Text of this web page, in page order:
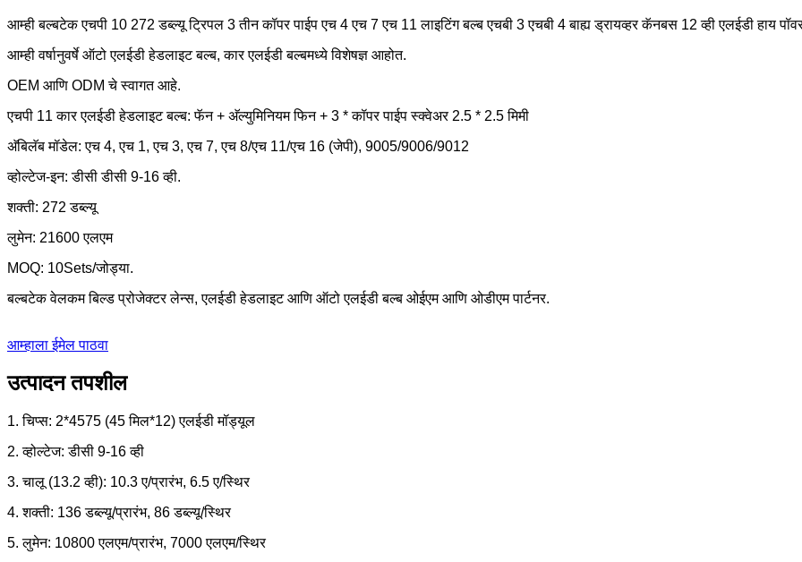
आम्ही बल्बटेक एचपी 10 272 डब्ल्यू ट्रिपल 3 तीन कॉपर पाईप एच 4 एच 7 एच 11 लाइटिंग बल्ब एचबी 3 एचबी 4 बाह्य ड्रायव्हर कॅनबस 12 व्ही एलईडी हाय
आम्ही वर्षानुवर्षे ऑटो एलईडी हेडलाइट बल्ब, कार एलईडी बल्बमध्ये विशेषज्ञ आहोत.
OEM आणि ODM चे स्वागत आहे.
एचपी 11 कार एलईडी हेडलाइट बल्ब: फॅन + अ‍ॅल्युमिनियम फिन + 3 * कॉपर पाईप स्क्वेअर 2.5 * 2.5 मिमी
अ‍ॅबिलॅब मॉडेल: एच 4, एच 1, एच 3, एच 7, एच 8/एच 11/एच 16 (जेपी), 9005/9006/9012
व्होल्टेज-इन: डीसी डीसी 9-16 व्ही.
शक्ती: 272 डब्ल्यू
लुमेन: 21600 एलएम
MOQ: 10Sets/जोड्या.
बल्बटेक वेलकम बिल्ड प्रोजेक्टर लेन्स, एलईडी हेडलाइट आणि ऑटो एलईडी बल्ब ओईएम आणि ओडीएम पार्टनर.
आम्हाला ईमेल पाठवा
उत्पादन तपशील
1. चिप्स: 2*4575 (45 मिल*12) एलईडी मॉड्यूल
2. व्होल्टेज: डीसी 9-16 व्ही
3. चालू (13.2 व्ही): 10.3 ए/प्रारंभ, 6.5 ए/स्थिर
4. शक्ती: 136 डब्ल्यू/प्रारंभ, 86 डब्ल्यू/स्थिर
5. लुमेन: 10800 एलएम/प्रारंभ, 7000 एलएम/स्थिर